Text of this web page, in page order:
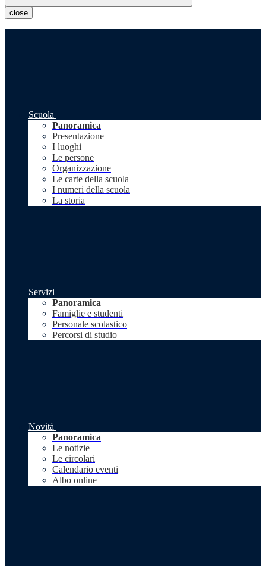
close
Scuola
Panoramica
Presentazione
I luoghi
Le persone
Organizzazione
Le carte della scuola
I numeri della scuola
La storia
Servizi
Panoramica
Famiglie e studenti
Personale scolastico
Percorsi di studio
Novità
Panoramica
Le notizie
Le circolari
Calendario eventi
Albo online